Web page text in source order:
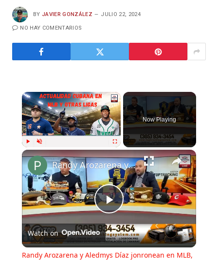
BY JAVIER GONZÁLEZ JULIO 22, 2024
NO HAY COMENTARIOS
Play Unmute Fullscreen
Now Playing
Play
Video
Randy Arozarena y Aledmys Díaz jonronean en MLB, Yera Lanza no Hitter
Watch on
Randy Arozarena y Aledmys Díaz jonronean en MLB,